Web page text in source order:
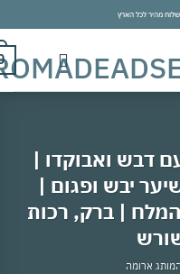
0
ואבוקדו |
יבש ופגום |
| ברק, רכות